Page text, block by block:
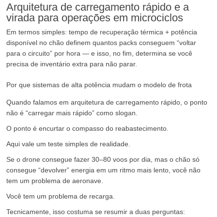
Arquitetura de carregamento rápido e a
virada para operações em microciclos
Em termos simples: tempo de recuperação térmica + potência
disponível no chão definem quantos packs conseguem “voltar
para o circuito” por hora — e isso, no fim, determina se você
precisa de inventário extra para não parar.
Por que sistemas de alta potência mudam o modelo de frota
Quando falamos em arquitetura de carregamento rápido, o ponto
não é “carregar mais rápido” como slogan.
O ponto é encurtar o compasso do reabastecimento.
Aqui vale um teste simples de realidade.
Se o drone consegue fazer 30–80 voos por dia, mas o chão só
consegue “devolver” energia em um ritmo mais lento, você não
tem um problema de aeronave.
Você tem um problema de recarga.
Tecnicamente, isso costuma se resumir a duas perguntas: